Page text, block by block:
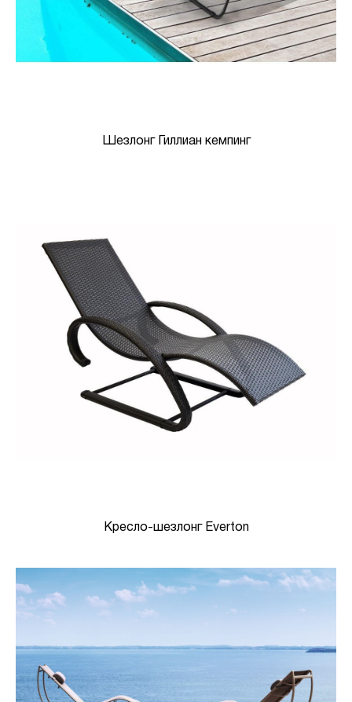
Шезлонг Гиллиан кемпинг
Кресло-шезлонг Everton